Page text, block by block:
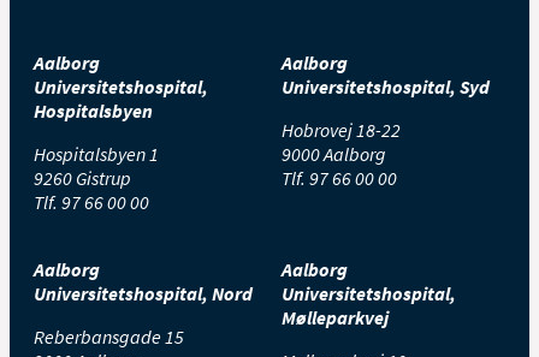
Aalborg
Universitetshospital,
Hospitalsbyen
Hospitalsbyen 1
9260 Gistrup
Tlf. 97 66 00 00
Aalborg
Universitetshospital, Syd
Hobrovej 18-22
9000 Aalborg
Tlf. 97 66 00 00
Aalborg
Universitetshospital, Nord
Reberbansgade 15
Aalborg
Universitetshospital,
Mølleparkvej